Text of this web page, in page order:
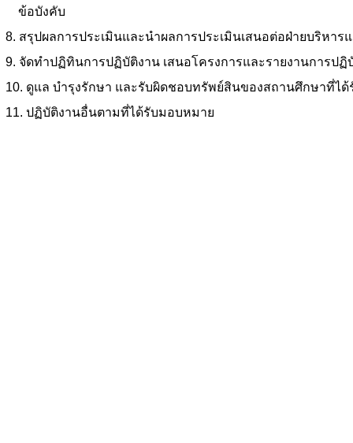
ข้อบังคับ
8. สรุปผลการประเมินและนําผลการประเมินเสนอต่อฝ่ายบริหา
9. จัดทําปฏิทินการปฏิบัติงาน เสนอโครงการและรายงานการป
10. ดูแล บํารุงรักษา และรับผิดชอบทรัพย์สินของสถานศึกษาที่ไ
11. ปฏิบัติงานอื่นตามที่ได้รับมอบหมาย